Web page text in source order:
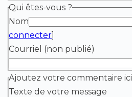
Qui êtes-vous ?
Nom
connecter]
Courriel (non publié)
Ajoutez votre commentaire ici
Texte de votre message